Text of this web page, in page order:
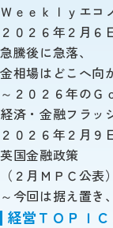
Ｗｅｅｋｌｙエコ
２０２６年２月６
急騰後に急落、
金相場はどこへ向
～２０２６年のＧ
経済・金融フラッ
２０２６年２月９
英国金融政策
（２月ＭＰＣ公表）
～今回は据え置き
経営ＴＯＰＩＣ